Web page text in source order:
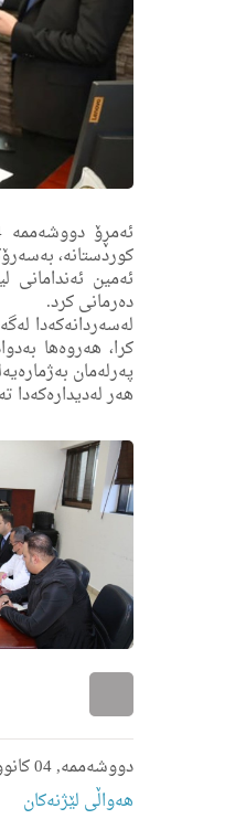
كوردستانه،‌
ئه‌مین ئه‌ندامانى
ده‌رمانى كرد.
له‌سه‌ردانه‌كه‌دا
كرا، هه‌روه‌ها
په‌رله‌مان
هه‌ر له‌دیداره‌كه‌دا
دووشەممە, 04 کانوونی دووەم 2021 16:23
هه‌واڵى لێژنه‌كان